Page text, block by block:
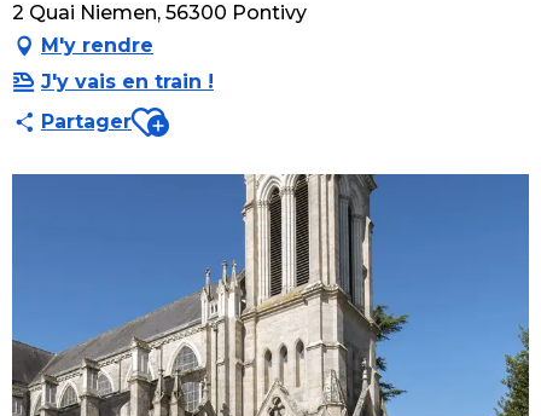
2 Quai Niemen, 56300 Pontivy
M'y rendre
J'y vais en train !
PartagerAjouter aux favoris